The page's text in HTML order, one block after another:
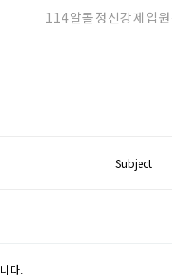
114알콜정신강제입
Subject
다.